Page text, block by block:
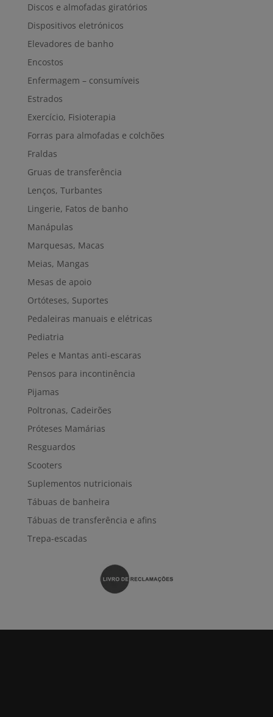
Discos e almofadas giratórios
Dispositivos eletrónicos
Elevadores de banho
Encostos
Enfermagem – consumíveis
Estrados
Exercício, Fisioterapia
Forras para almofadas e colchões
Fraldas
Gruas de transferência
Lenços, Turbantes
Lingerie, Fatos de banho
Manápulas
Marquesas, Macas
Meias, Mangas
Mesas de apoio
Ortóteses, Suportes
Pedaleiras manuais e elétricas
Pediatria
Peles e Mantas anti-escaras
Pensos para incontinência
Pijamas
Poltronas, Cadeirões
Próteses Mamárias
Resguardos
Scooters
Suplementos nutricionais
Tábuas de banheira
Tábuas de transferência e afins
Trepa-escadas